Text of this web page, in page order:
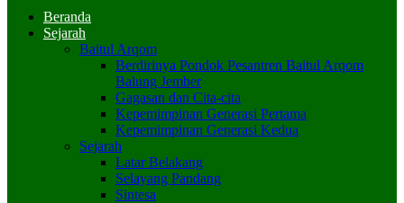
Beranda
Sejarah
Baitul Arqom
Berdirinya Pondok Pesantren Baitul Arqom
Balung Jember
Gagasan dan Cita-cita
Kepemimpinan Generasi Pertama
Kepemimpinan Generasi Kedua
Sejarah
Latar Belakang
Selayang Pandang
Sintesa